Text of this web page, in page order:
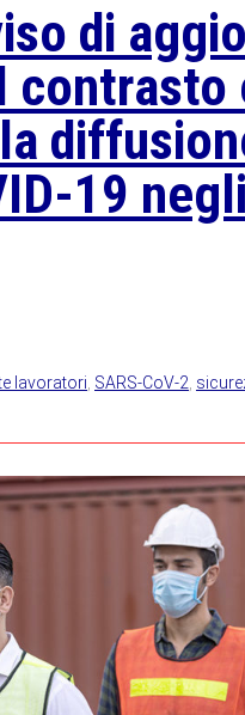
di
contrasto
19
lavoratori SARS-CoV-2